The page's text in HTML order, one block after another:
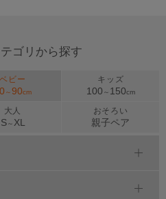
ゴリから探す
ベビー
～90cm
キッズ
100 ～ 150cm
大人
S～ XL
おそろい
親子ペア